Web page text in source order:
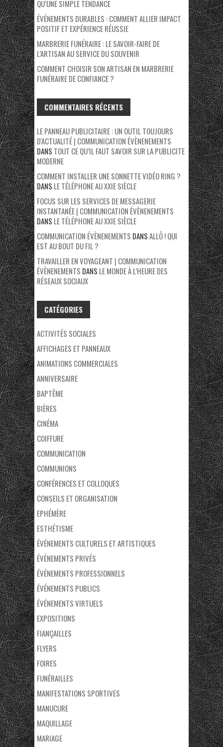
QU’UNE SIMPLE TENDANCE
ÉVÉNEMENTS DURABLES : COMMENT ALLIER IMPACT
POSITIF ET EXPÉRIENCE RÉUSSIE
MARBRERIE FUNÉRAIRE : LE SAVOIR-FAIRE DE
L’ARTISAN AU SERVICE DU SOUVENIR
COMMENT CHOISIR SON ARTISAN EN MARBRERIE
FUNÉRAIRE DE CONFIANCE ?
COMMENTAIRES RÉCENTS
LE PANNEAU PUBLICITAIRE : UN OUTIL TOUJOURS
D'ACTUALITÉ | COMMUNICATION ÉVÈNENEMENTS
DANS TOUT CE QU’IL FAUT SAVOIR SUR LA PUBLICITE
MODERNE
COMMENT INSTALLER UNE SONNETTE VIDÉO RING ?
DANS LE TÉLÉPHONE AU XXIE SIÈCLE
FOCUS SUR LES SERVICES DE MESSAGERIE
INSTANTANÉE | COMMUNICATION ÉVÈNENEMENTS
DANS LE TÉLÉPHONE AU XXIE SIÈCLE
COMMUNICATION ÉVÈNENEMENTS DANSALLÔ ! QUI
EST AU BOUT DU FIL ?
TRAVAILLER EN VOYAGEANT | COMMUNICATION
ÉVÈNENEMENTS DANS LE MONDE À L’HEURE DES
RÉSEAUX SOCIAUX
CATÉGORIES
ACTIVITÉS SOCIALES
AFFICHAGES ET PANNEAUX
ANIMATIONS COMMERCIALES
ANNIVERSAIRE
BAPTÊME
BIÈRES
CINÉMA
COIFFURE
COMMUNICATION
COMMUNIONS
CONFÉRENCES ET COLLOQUES
CONSEILS ET ORGANISATION
EPHÉMÈRE
ESTHÉTISME
ÉVÉNEMENTS CULTURELS ET ARTISTIQUES
ÉVÉNEMENTS PRIVÉS
ÉVÉNEMENTS PROFESSIONNELS
ÉVÉNEMENTS PUBLICS
ÉVÉNEMENTS VIRTUELS
EXPOSITIONS
FIANÇAILLES
FLYERS
FOIRES
FUNÉRAILLES
MANIFESTATIONS SPORTIVES
MANUCURE
MAQUILLAGE
MARIAGE